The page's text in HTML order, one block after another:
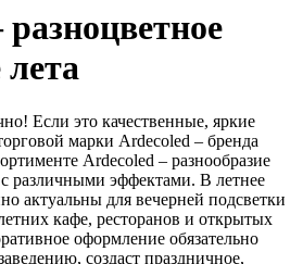
лета
Если это качественные, яркие
марки Ardecoled – бренда
Ardecoled – разнообразие
различными эффектами. В летнее
актуальны для вечерней подсветки
кафе, ресторанов и открытых
оформление обязательно
создаст праздничное,